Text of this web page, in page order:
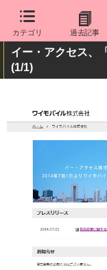
カテゴリ 過去記事
イー・アクセス、
(1/1)